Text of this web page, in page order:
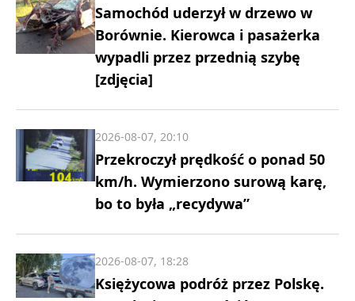
Samochód uderzył w drzewo w
Borównie. Kierowca i pasażerka
wypadli przez przednią szybę
[zdjęcia]
Przekroczył prędkość o ponad 50
km/h. Wymierzono surową karę,
bo to była „recydywa”
2026-08-07, 20:10
Księżycowa podróż przez Polskę.
2026-08-07, 18:28